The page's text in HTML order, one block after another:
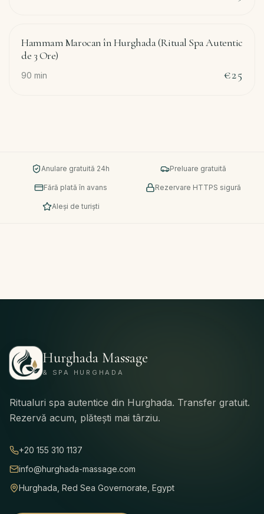
Hammam Marocan în Hurghada (Ritual Spa Autentic
de 3 Ore)
90 min €25
Anulare gratuită 24h Preluare gratuită
Fără plată în avans Rezervare HTTPS sigură
Aleși de turiști
Hurghada Massage
& SPA HURGHADA
Ritualuri spa autentice din Hurghada. Transfer gratuit.
Rezervă acum, plătești mai târziu.
+20 155 310 1137
info@hurghada-massage.com
Hurghada, Red Sea Governorate, Egypt